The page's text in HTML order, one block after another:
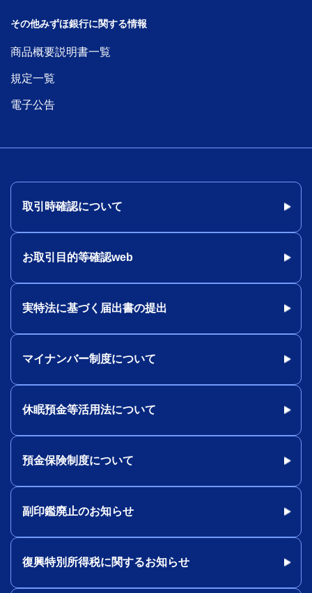
その他みずほ銀行に関する情報
商品概要説明書一覧
規定一覧
電子公告
取引時確認について
お取引目的等確認web
実特法に基づく届出書の提出
マイナンバー制度について
休眠預金等活用法について
預金保険制度について
副印鑑廃止のお知らせ
復興特別所得税に関するお知らせ